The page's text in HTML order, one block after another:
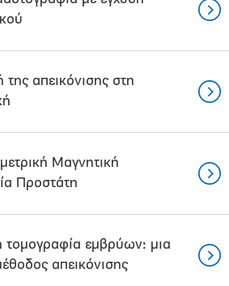
απεικόνισης στη
Μαγνητική
Προστάτη
τομογραφία εμβρύων: μια
απεικόνισης